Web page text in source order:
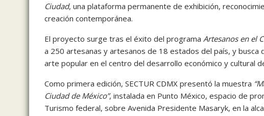
Ciudad, una plataforma permanente de exhibición,
creación contemporánea.
El proyecto surge tras el éxito del programa Artesanos en el
a 250 artesanas y artesanos de 18 estados del país, y busca
arte popular en el centro del desarrollo económico y cultural
Como primera edición, SECTUR CDMX presentó la muestra
Ciudad de México”, instalada en Punto México, espacio de
Turismo federal, sobre Avenida Presidente Masaryk, en la